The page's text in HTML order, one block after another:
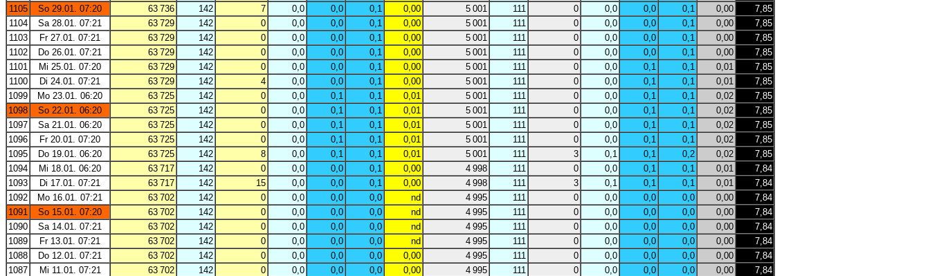
1105
So 29.01. 07:20 63 736 142 7 0,0 0,0 0,1 0,00 5 001 111 0 0,0 0,0 0,1 0,00
7,85
1104
Sa 28.01. 07:21 63 729 142 0 0,0 0,0 0,1 0,00 5 001 111 0 0,0 0,0 0,1 0,00
7,85
1103
Fr 27.01. 07:21 63 729 142 0 0,0 0,0 0,1 0,00 5 001 111 0 0,0 0,0 0,1 0,00
7,85
1102
Do 26.01. 07:21 63 729 142 0 0,0 0,0 0,1 0,00 5 001 111 0 0,0 0,0 0,1 0,00
7,85
1101
Mi 25.01. 07:20 63 729 142 0 0,0 0,0 0,1 0,00 5 001 111 0 0,0 0,1 0,1 0,01
7,85
1100
Di 24.01. 07:21 63 729 142 4 0,0 0,0 0,1 0,00 5 001 111 0 0,0 0,1 0,1 0,01
7,85
1099
Mo 23.01. 06:20 63 725 142 0 0,0 0,1 0,1 0,01 5 001 111 0 0,0 0,1 0,1 0,02
7,85
1098
So 22.01. 06:20 63 725 142 0 0,0 0,1 0,1 0,01 5 001 111 0 0,0 0,1 0,1 0,02
7,85
1097
Sa 21.01. 06:20 63 725 142 0 0,0 0,1 0,1 0,01 5 001 111 0 0,0 0,1 0,1 0,02
7,85
1096
Fr 20.01. 07:20 63 725 142 0 0,0 0,1 0,1 0,01 5 001 111 0 0,0 0,1 0,1 0,02
7,85
1095
Do 19.01. 06:20 63 725 142 8 0,0 0,1 0,1 0,01 5 001 111 3 0,1 0,1 0,2 0,02
7,85
1094
Mi 18.01. 06:20 63 717 142 0 0,0 0,0 0,1 0,00 4 998 111 0 0,0 0,1 0,1 0,01
7,84
1093
Di 17.01. 07:21 63 717 142 15 0,0 0,0 0,1 0,00 4 998 111 3 0,1 0,1 0,1 0,01
7,84
1092
Mo 16.01. 07:21 63 702 142 0 0,0 0,0 0,0 nd 4 995 111 0 0,0 0,0 0,0 0,00
7,84
1091
So 15.01. 07:20 63 702 142 0 0,0 0,0 0,0 nd 4 995 111 0 0,0 0,0 0,0 0,00
7,84
1090
Sa 14.01. 07:21 63 702 142 0 0,0 0,0 0,0 nd 4 995 111 0 0,0 0,0 0,0 0,00
7,84
1089
Fr 13.01. 07:21 63 702 142 0 0,0 0,0 0,0 nd 4 995 111 0 0,0 0,0 0,0 0,00
7,84
1088
Do 12.01. 07:21 63 702 142 0 0,0 0,0 0,0 0,00 4 995 111 0 0,0 0,0 0,0 0,00
7,84
1087
Mi 11.01. 07:21 63 702 142 0 0,0 0,0 0,0 0,00 4 995 111 0 0,0 0,0 0,0 0,00
7,84